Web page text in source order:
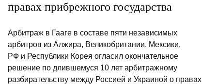
правах прибрежного государства
Арбитраж в Гааге в составе пяти независимых
арбитров из Алжира, Великобритании, Мексики,
РФ и Республики Корея огласил окончательное
решение по длившемуся 10 лет арбитражному
разбирательству между Россией и Украиной о правах